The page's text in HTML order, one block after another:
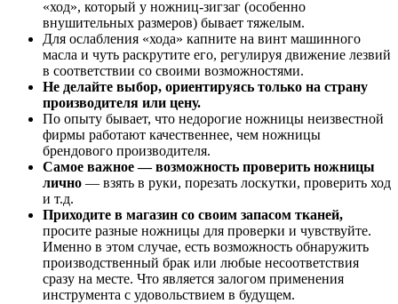
«ход», который у ножниц-зигзаг (особенно
внушительных размеров) бывает тяжелым.
Для ослабления «хода» капните на винт машинного
масла и чуть раскрутите его, регулируя движение лезвий
в соответствии со своими возможностями.
Не делайте выбор, ориентируясь только на страну
производителя или цену.
По опыту бывает, что недорогие ножницы неизвестной
фирмы работают качественнее, чем ножницы
брендового производителя.
Самое важное — возможность проверить ножницы
лично — взять в руки, порезать лоскутки, проверить ход
и т.д.
Приходите в магазин со своим запасом тканей,
просите разные ножницы для проверки и чувствуйте.
Именно в этом случае, есть возможность обнаружить
производственный брак или любые несоответствия
сразу на месте. Что является залогом применения
инструмента с удовольствием в будущем.